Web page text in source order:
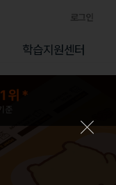
로그인
학습지원센터